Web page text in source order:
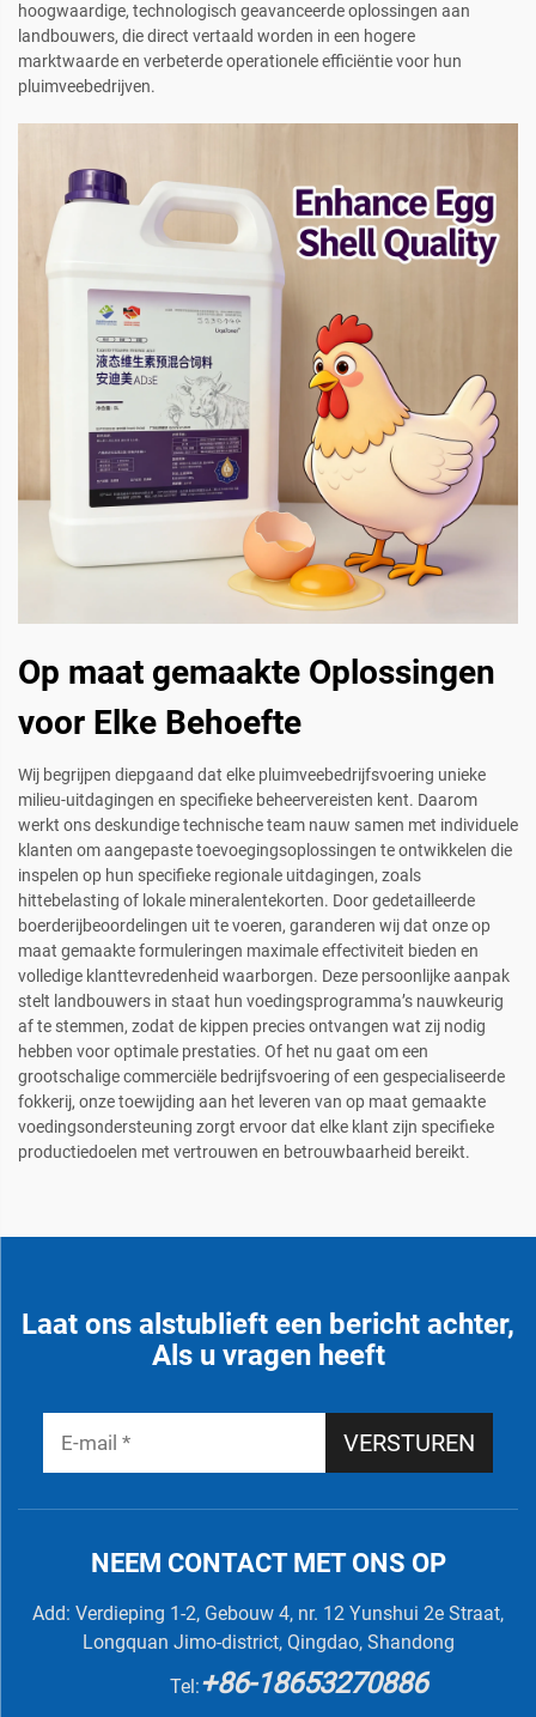
hoogwaardige, technologisch geavanceerde oplossingen aan
landbouwers, die direct vertaald worden in een hogere
marktwaarde en verbeterde operationele efficiëntie voor hun
pluimveebedrijven.
Op maat gemaakte Oplossingen
voor Elke Behoefte
Wij begrijpen diepgaand dat elke pluimveebedrijfsvoering unieke
milieu-uitdagingen en specifieke beheervereisten kent. Daarom
werkt ons deskundige technische team nauw samen met individuele
klanten om aangepaste toevoegingsoplossingen te ontwikkelen die
inspelen op hun specifieke regionale uitdagingen, zoals
hittebelasting of lokale mineralentekorten. Door gedetailleerde
boerderijbeoordelingen uit te voeren, garanderen wij dat onze op
maat gemaakte formuleringen maximale effectiviteit bieden en
volledige klanttevredenheid waarborgen. Deze persoonlijke aanpak
stelt landbouwers in staat hun voedingsprogramma’s nauwkeurig
af te stemmen, zodat de kippen precies ontvangen wat zij nodig
hebben voor optimale prestaties. Of het nu gaat om een
grootschalige commerciële bedrijfsvoering of een gespecialiseerde
fokkerij, onze toewijding aan het leveren van op maat gemaakte
voedingsondersteuning zorgt ervoor dat elke klant zijn specifieke
productiedoelen met vertrouwen en betrouwbaarheid bereikt.
Laat ons alstublieft een bericht achter,
Als u vragen heeft
VERSTUREN
NEEM CONTACT MET ONS OP
Add: Verdieping 1-2, Gebouw 4, nr. 12 Yunshui 2e Straat,
Longquan Jimo-district, Qingdao, Shandong
Tel:+86-18653270886